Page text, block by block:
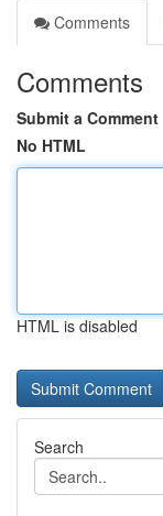
Comments
Comments
Submit a Comment
No HTML
HTML is disabled
Search